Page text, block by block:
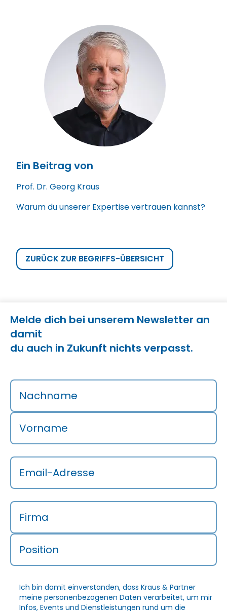
Ein Beitrag von
Prof. Dr. Georg Kraus
Warum du unserer Expertise vertrauen kannst?
ZURÜCK ZUR BEGRIFFS-ÜBERSICHT
Melde dich bei unserem Newsletter an
damit
du auch in Zukunft nichts verpasst.
Nachname
Vorname
Email-Adresse
Firma
Position
Ich bin damit einverstanden, dass Kraus & Partner
meine personenbezogenen Daten verarbeitet, um mir
Infos, Events und Dienstleistungen rund um die